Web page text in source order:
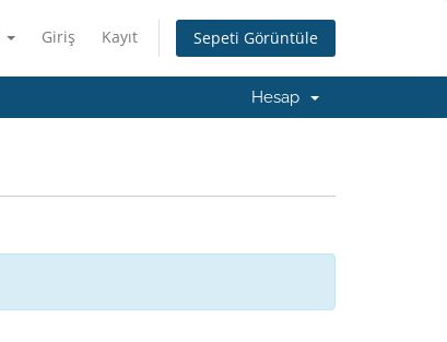
Giriş Kayıt Sepeti Görüntüle
Hesap